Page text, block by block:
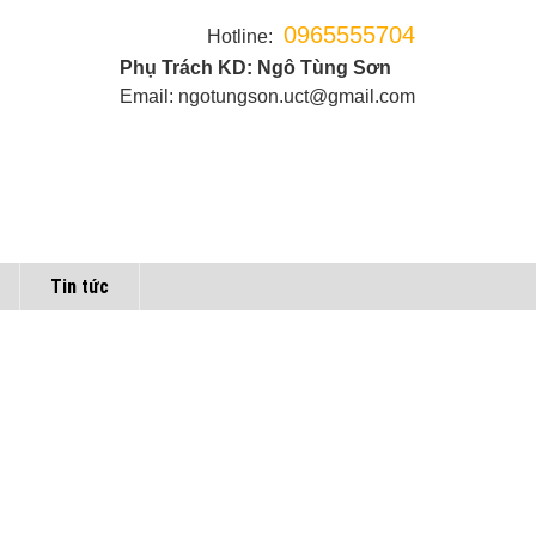
Hotline: 0965555704
Phụ Trách KD: Ngô Tùng Sơn
Email: ngotungson.uct@gmail.com
Tin tức